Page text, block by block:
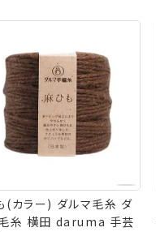
NV70838 手芸の山
(カラー) ダルマ毛糸 ダ
糸 横田 daruma 手芸